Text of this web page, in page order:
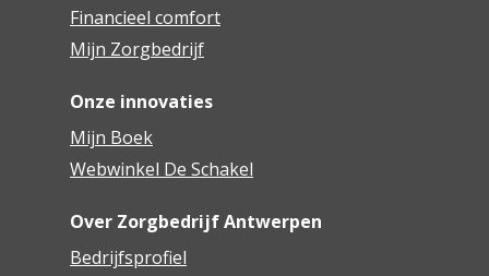
Financieel comfort
Mijn Zorgbedrijf
Onze innovaties
Mijn Boek
Webwinkel De Schakel
Over Zorgbedrijf Antwerpen
Bedrijfsprofiel